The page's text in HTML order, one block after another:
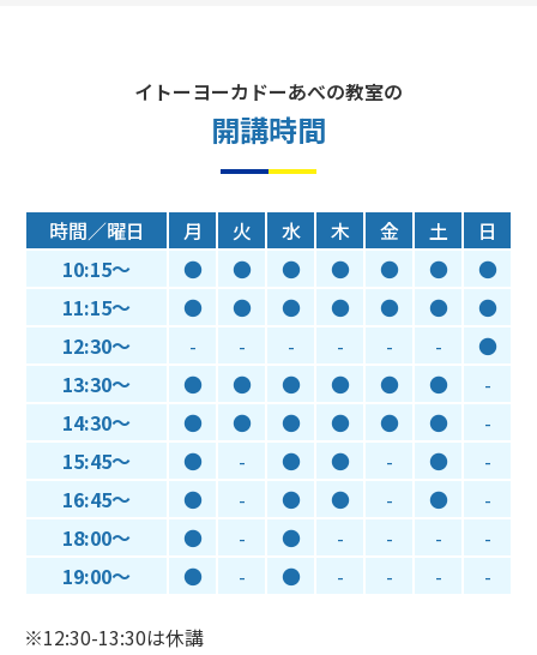
イトーヨーカドーあべの教室の
開講時間
時間／曜日 月 火 水 木 金 土
日
10:15～
● ● ● ● ● ●
●
11:15～
● ● ● ● ● ●
●
12:30～
- - - - - -
●
13:30～
● ● ● ● ● ●
-
14:30～
● ● ● ● ● ●
-
15:45～
● - ● ● - ●
-
16:45～
● - ● ● - ●
-
18:00～
● - ● - - -
-
19:00～
● - ● - - - -
※12:30-13:30は休講